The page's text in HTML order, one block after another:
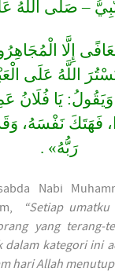
– صَلَّى اللَّهُ
إِلَّا
يَسْتُرَ اللَّهُ عَلَى
يَا فُلَانُ
فَهَتَكَ نَفْسَهُ،
رَبُّهُ» .
Nabi
“Setiap
yang terang-
dalam kategori ini
hari Allah